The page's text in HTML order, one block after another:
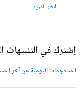
انظر المزيد
إشترك في التنبيهات
المستجدات اليومية عن آخر